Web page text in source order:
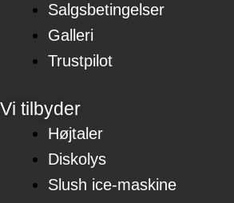
Salgsbetingelser
Galleri
Trustpilot
Vi tilbyder
Højtaler
Diskolys
Slush ice-maskine